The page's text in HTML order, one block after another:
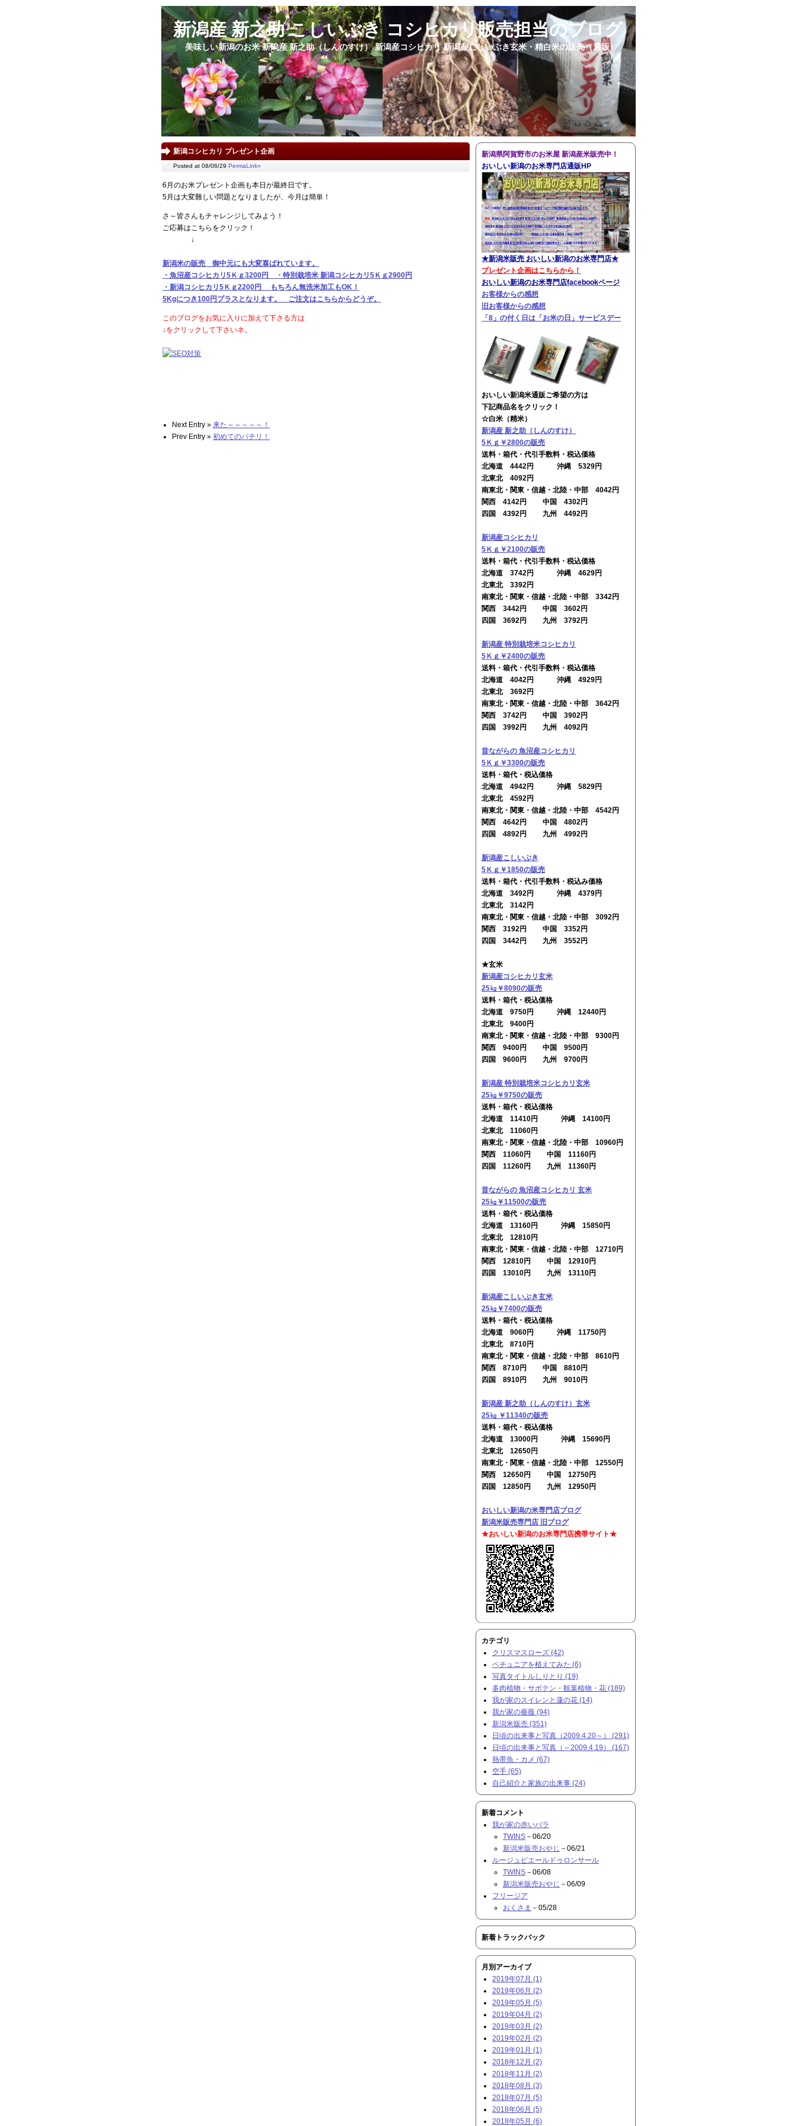
新潟産 新之助 こしいぶき コシヒカリ販売担当のブログ
美味しい新潟のお米 新潟産 新之助（しんのすけ） 新潟産コシヒカリ 新潟産こしいぶき玄米・精白米の販売（通販）
新潟コシヒカリ プレゼント企画
Posted at 08/06/29 PermaLink»
6月のお米プレゼント企画も本日が最終日です。
5月は大変難しい問題となりましたが、今月は簡単！
さ～皆さんもチャレンジしてみよう！
ご応募はこちらをクリック！
↓
新潟米の販売 御中元にも大変喜ばれています。
・魚沼産コシヒカリ5Ｋｇ3200円 ・特別栽培米 新潟コシヒカリ5Ｋｇ2900円
・新潟コシヒカリ5Ｋｇ2200円 もちろん無洗米加工もOK！
5Kgにつき100円プラスとなります。 ご注文はこちらからどうぞ。
このブログをお気に入りに加えて下さる方は
↓をクリックして下さいネ。
Next Entry » 来た～～～～～！
Prev Entry » 初めてのパチリ！
新潟県阿賀野市のお米屋 新潟産米販売中！
おいしい新潟のお米専門店通販HP
★新潟米販売 おいしい新潟のお米専門店★
プレゼント企画はこちらから！
おいしい新潟のお米専門店facebookページ
お客様からの感想
旧お客様からの感想
「8」の付く日は「お米の日」サービスデー
おいしい新潟米通販ご希望の方は
下記商品名をクリック！
☆白米（精米）
新潟産 新之助（しんのすけ）
5Ｋｇ￥2800の販売
送料・箱代・代引手数料・税込価格
北海道 4442円 沖縄 5329円
北東北 4092円
南東北・関東・信越・北陸・中部 4042円
関西 4142円 中国 4302円
四国 4392円 九州 4492円
新潟産コシヒカリ
5Ｋｇ￥2100の販売
送料・箱代・代引手数料・税込価格
北海道 3742円 沖縄 4629円
北東北 3392円
南東北・関東・信越・北陸・中部 3342円
関西 3442円 中国 3602円
四国 3692円 九州 3792円
新潟産 特別栽培米コシヒカリ
5Ｋｇ￥2400の販売
送料・箱代・代引手数料・税込価格
北海道 4042円 沖縄 4929円
北東北 3692円
南東北・関東・信越・北陸・中部 3642円
関西 3742円 中国 3902円
四国 3992円 九州 4092円
昔ながらの 魚沼産コシヒカリ
5Ｋｇ￥3300の販売
送料・箱代・税込価格
北海道 4942円 沖縄 5829円
北東北 4592円
南東北・関東・信越・北陸・中部 4542円
関西 4642円 中国 4802円
四国 4892円 九州 4992円
新潟産こしいぶき
5Ｋｇ￥1850の販売
送料・箱代・代引手数料・税込み価格
北海道 3492円 沖縄 4379円
北東北 3142円
南東北・関東・信越・北陸・中部 3092円
関西 3192円 中国 3352円
四国 3442円 九州 3552円
★玄米
新潟産コシヒカリ玄米
25㎏￥8090の販売
送料・箱代・税込価格
北海道 9750円 沖縄 12440円
北東北 9400円
南東北・関東・信越・北陸・中部 9300円
関西 9400円 中国 9500円
四国 9600円 九州 9700円
新潟産 特別栽培米コシヒカリ玄米
25㎏￥9750の販売
送料・箱代・税込価格
北海道 11410円 沖縄 14100円
北東北 11060円
南東北・関東・信越・北陸・中部 10960円
関西 11060円 中国 11160円
四国 11260円 九州 11360円
昔ながらの 魚沼産コシヒカリ 玄米
25㎏￥11500の販売
送料・箱代・税込価格
北海道 13160円 沖縄 15850円
北東北 12810円
南東北・関東・信越・北陸・中部 12710円
関西 12810円 中国 12910円
四国 13010円 九州 13110円
新潟産こしいぶき玄米
25㎏￥7400の販売
送料・箱代・税込価格
北海道 9060円 沖縄 11750円
北東北 8710円
南東北・関東・信越・北陸・中部 8610円
関西 8710円 中国 8810円
四国 8910円 九州 9010円
新潟産 新之助（しんのすけ）玄米
25㎏ ￥11340の販売
送料・箱代・税込価格
北海道 13000円 沖縄 15690円
北東北 12650円
南東北・関東・信越・北陸・中部 12550円
関西 12650円 中国 12750円
四国 12850円 九州 12950円
おいしい新潟の米専門店ブログ
新潟米販売専門店 旧ブログ
★おいしい新潟のお米専門店携帯サイト★
カテゴリ
クリスマスローズ (42)
ペチュニアを植えてみた (6)
写真タイトルしりとり (19)
多肉植物・サボテン・観葉植物・花 (189)
我が家のスイレンと蓮の花 (14)
我が家の薔薇 (94)
新潟米販売 (351)
日頃の出来事と写真（2009.4.20～） (291)
日頃の出来事と写真（～2009.4.19） (167)
熱帯魚・カメ (67)
空手 (65)
自己紹介と家族の出来事 (24)
新着コメント
我が家の赤いバラ
TWINS －06/20
新潟米販売おやじ －06/21
ルージュピエールドゥロンサール
TWINS －06/08
新潟米販売おやじ －06/09
フリージア
おくさま －05/28
新着トラックバック
月別アーカイブ
2019年07月 (1)
2019年06月 (2)
2019年05月 (5)
2019年04月 (2)
2019年03月 (2)
2019年02月 (2)
2019年01月 (1)
2018年12月 (2)
2018年11月 (2)
2018年08月 (3)
2018年07月 (5)
2018年06月 (5)
2018年05月 (6)